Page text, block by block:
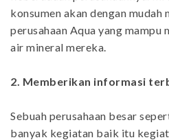
konsumen akan dengan mudah
perusahaan Aqua yang mampu
air mineral mereka.
2. Memberikan informasi
Sebuah perusahaan besar
banyak kegiatan baik itu